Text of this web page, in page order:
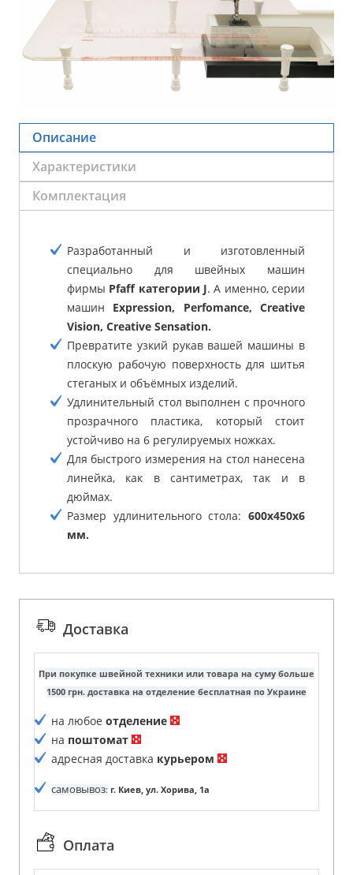
Описание
Характеристики
Комплектация
Разработанный и изготовленный
специально для швейных машин
фирмы Pfaff категории J. А именно, серии
машин Expression, Perfomance, Creative
Vision, Creative Sensation.
Превратите узкий рукав вашей машины в
плоскую рабочую поверхность для шитья
стеганых и объёмных изделий.
Удлинительный стол выполнен с прочного
прозрачного пластика, который стоит
устойчиво на 6 регулируемых ножках.
Для быстрого измерения на стол нанесена
линейка, как в сантиметрах, так и в
дюймах.
Размер удлинительного стола: 600х450х6
мм.
Доставка
При покупке швейной техники или товара на суму больше
1500 грн. доставка на отделение бесплатная по Украине
на любое отделение
на поштомат
адресная доставка курьером
самовывоз: г. Киев, ул. Хорива, 1а
Оплата